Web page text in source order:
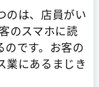
のは、店員がい
のスマホに読
のです。お客の
業にあるまじき